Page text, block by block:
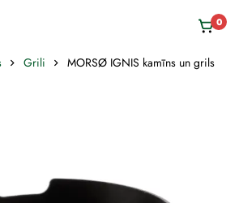
0
Grili MORSØ IGNIS kamīns un grils